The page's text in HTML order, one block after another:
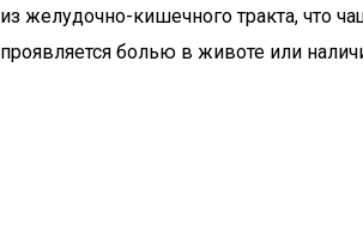
из желудочно-кишечного тракта, что
проявляется болью в животе или